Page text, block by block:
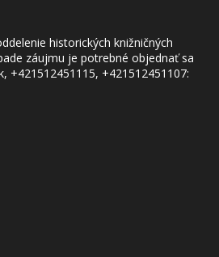
historických knižničných
záujmu je potrebné objednať sa
+421512451115, +421512451107: